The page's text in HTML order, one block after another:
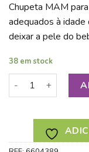
Chupeta MAM
adequados à
deixar a pele do
38 em stock
Quantidade de